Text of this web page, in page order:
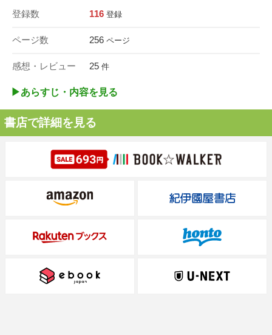
登録数 116 登録
ページ数 256 ページ
感想・レビュー 25 件
▶︎あらすじ・内容を見る
書店で詳細を見る